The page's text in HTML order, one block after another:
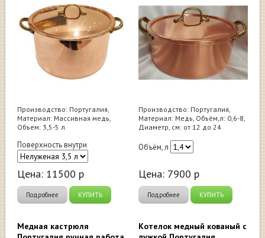
Производство: Португалия,
Материал: Массивная медь,
Объем: 3,5-5 л
Поверхность внутри
Цена: 11500 р
Подробнее КУПИТЬ
Производство: Португалия,
Материал: Медь, Объём,л: 0,6-8,
Диаметр, см: от 12 до 24
Объём, л
Цена: 7900 р
Подробнее КУПИТЬ
Медная кастрюля
Котелок медный кованый с